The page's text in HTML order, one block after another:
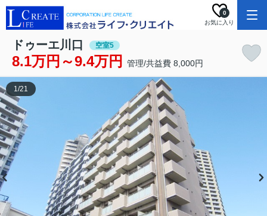
お気に入り
0
ドゥーエ川口 空室5
8.1万円～9.4万円 管理/共益費 8,000円
1/21